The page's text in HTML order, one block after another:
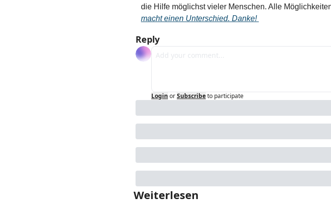
die Hilfe möglichst vieler Menschen. Alle
macht einen Unterschied. Danke!
Reply
Login orSubscribeto participate
Weiterlesen